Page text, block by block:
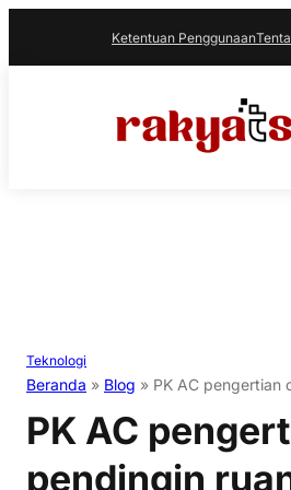
Ketentuan Penggunaan
Teknologi
Beranda » Blog » PK AC pengertian
PK AC
pendingin